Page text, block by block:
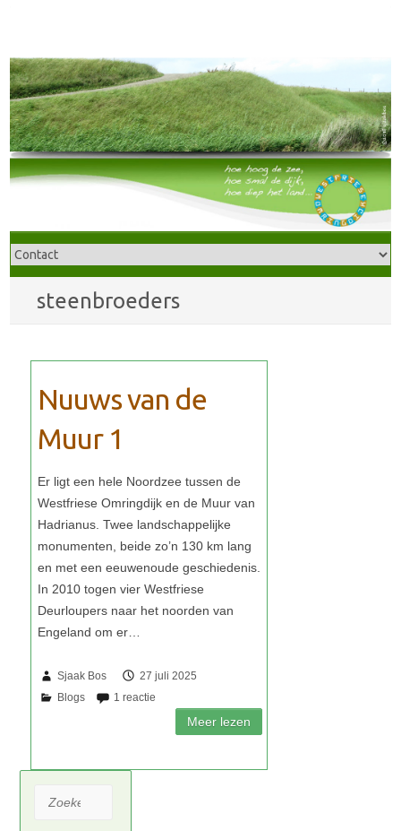
steenbroeders
Nuuws van de
Muur 1
Sjaak Bos 27 juli 2025
Zoeken